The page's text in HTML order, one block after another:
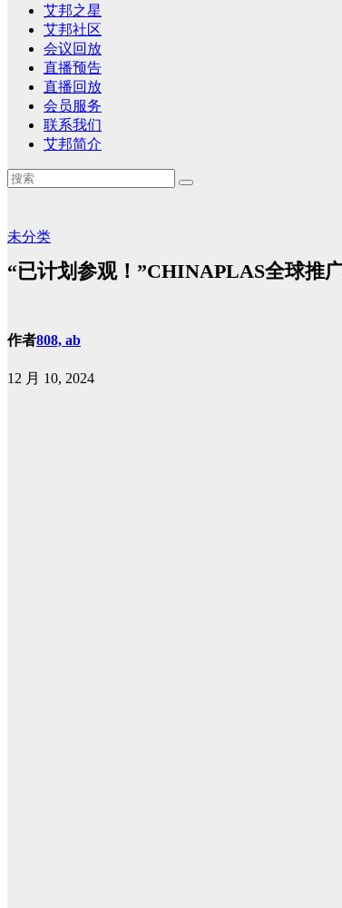
艾邦之星
艾邦社区
会议回放
直播预告
直播回放
会员服务
联系我们
艾邦简介
未分类
“已计划参观！”CHINAPLAS全球推
作者808, ab
12 月 10, 2024